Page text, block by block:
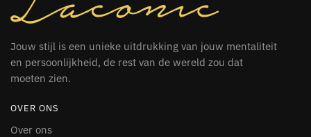
Jouw stijl is een unieke uitdrukking van jouw mentaliteit
en persoonlijkheid, de rest van de wereld zou dat
moeten zien.
OVER ONS
Over ons